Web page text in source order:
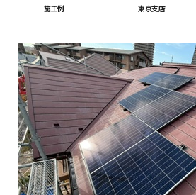
施工例 東京支店